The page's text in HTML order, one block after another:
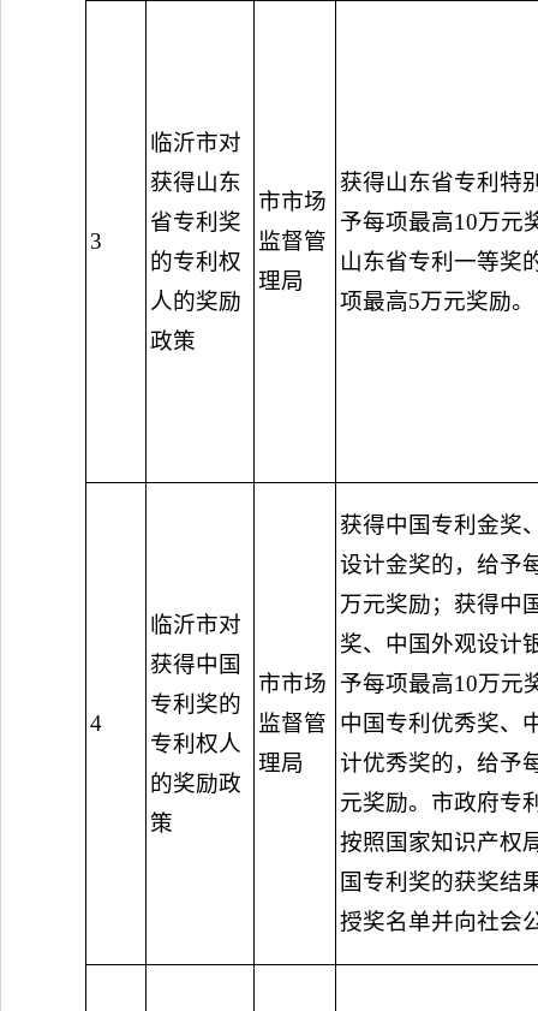
3
临沂市对
获得山东
省专利奖
的专利权
人的奖励
政策
市市场
监督管
理局
获得山东省专利特
予每项最高10万元
山东省专利一等奖
项最高5万元奖励。
4
临沂市对
获得中国
专利奖的
专利权人
的奖励政
策
市市场
监督管
理局
获得中国专利金奖
设计金奖的，给予
万元奖励；获得中
奖、中国外观设计
予每项最高10万元
中国专利优秀奖、
计优秀奖的，给予
元奖励。市政府专
按照国家知识产权
国专利奖的获奖结
授奖名单并向社会